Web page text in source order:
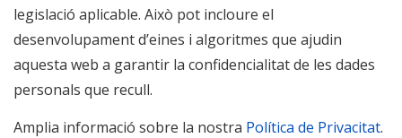
legislació aplicable. Això pot incloure el
desenvolupament d’eines i algoritmes que ajudin
aquesta web a garantir la confidencialitat de les dades
personals que recull.
Amplia informació sobre la nostra Política de Privacitat.